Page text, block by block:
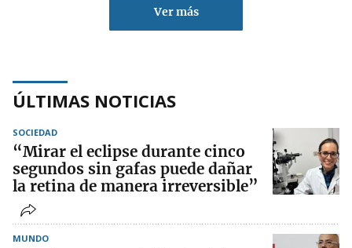
Ver más
ÚLTIMAS NOTICIAS
SOCIEDAD
“Mirar el eclipse durante cinco
segundos sin gafas puede dañar
la retina de manera irreversible”
MUNDO